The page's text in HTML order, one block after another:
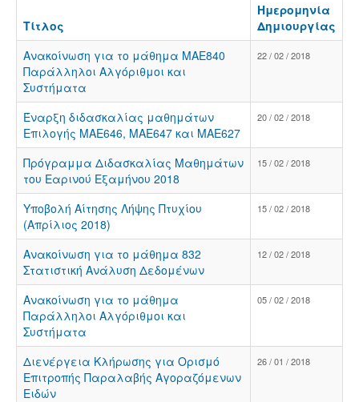
Τίτλος
Ημερομηνία
Δημιουργίας
Ανακοίνωση για το μάθημα ΜΑΕ840
Παράλληλοι Αλγόριθμοι και
Συστήματα
22 / 02 / 2018
Έναρξη διδασκαλίας μαθημάτων
Επιλογής ΜΑΕ646, ΜΑΕ647 και ΜΑΕ627
20 / 02 / 2018
Πρόγραμμα Διδασκαλίας Μαθημάτων
του Εαρινού Εξαμήνου 2018
15 / 02 / 2018
Υποβολή Αίτησης Λήψης Πτυχίου
(Απρίλιος 2018)
15 / 02 / 2018
Ανακοίνωση για το μάθημα 832
Στατιστική Ανάλυση Δεδομένων
12 / 02 / 2018
Ανακοίνωση για το μάθημα
Παράλληλοι Αλγόριθμοι και
Συστήματα
05 / 02 / 2018
Διενέργεια Κλήρωσης για Ορισμό
Επιτροπής Παραλαβής Αγοραζόμενων
Ειδών
26 / 01 / 2018